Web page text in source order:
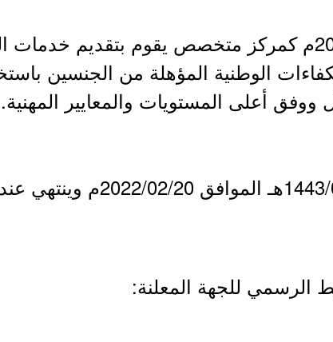
- تأسس مركز غرفة الشرقية للتوظيف عام 2006م كمركز متخصص يقوم بتقديم
الوطنية المؤهلة من الجنسين
أعلى المستويات والمعايير المهنية.
- التقديم مُتاح الآن بدأ اليوم الأحد بتاريخ 1443/07/
الرسمي للجهة المعلنة: